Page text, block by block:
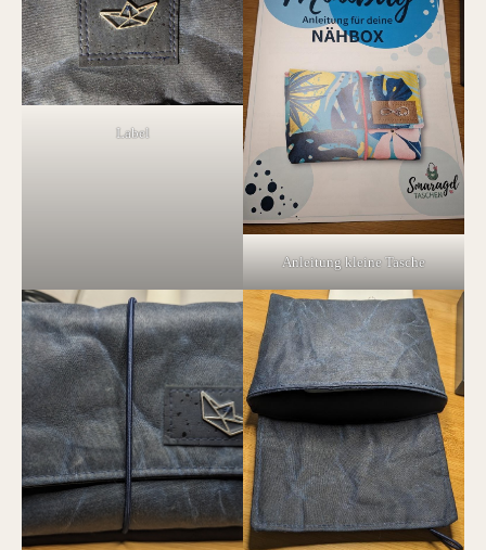
Label
Anleitung kleine Tasche